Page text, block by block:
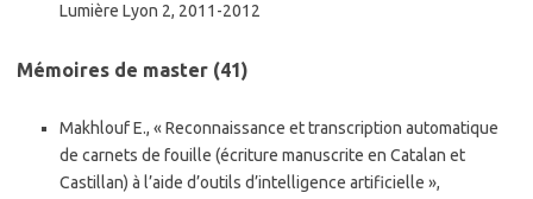
Lumière Lyon 2, 2011-2012
Mémoires de master (41)
Makhlouf E., « Reconnaissance et transcription automatique
de carnets de fouille (écriture manuscrite en Catalan et
Castillan) à l’aide d’outils d’intelligence artificielle »,